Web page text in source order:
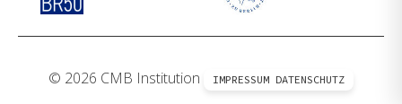
© 2026 CMB Institution IMPRESSUM DATENSCHUTZ